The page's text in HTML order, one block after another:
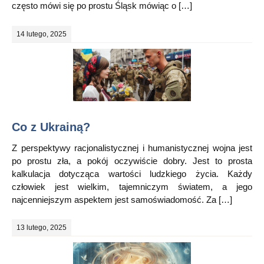
często mówi się po prostu Śląsk mówiąc o […]
14 lutego, 2025
Co z Ukrainą?
Z perspektywy racjonalistycznej i humanistycznej wojna jest
po prostu zła, a pokój oczywiście dobry. Jest to prosta
kalkulacja dotycząca wartości ludzkiego życia. Każdy
człowiek jest wielkim, tajemniczym światem, a jego
najcenniejszym aspektem jest samoświadomość. Za […]
13 lutego, 2025